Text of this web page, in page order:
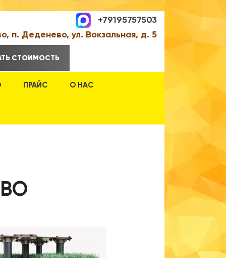
+79195757503
п. Деденево, ул. Вокзальная, д. 5
СТОИМОСТЬ
ПРАЙС О НАС